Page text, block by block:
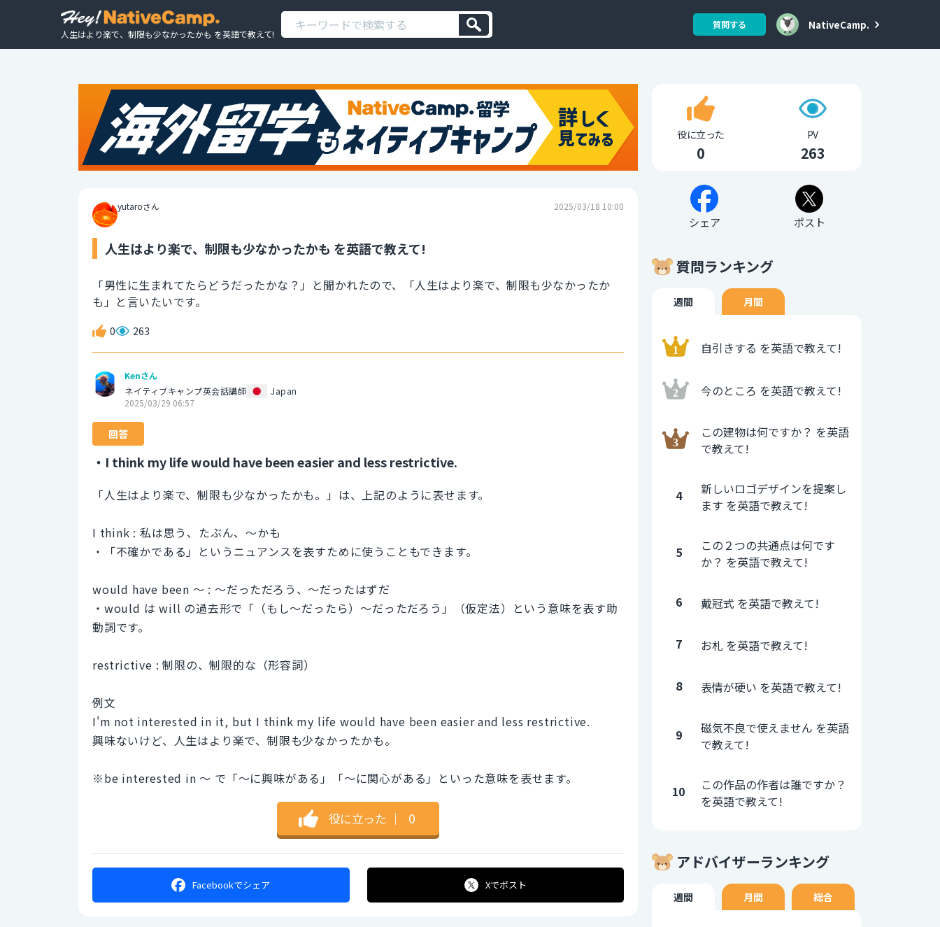
人生はより楽で、制限も少なかったかも を英語で教えて!
質問する NativeCamp.
yutaroさん 2025/03/18 10:00
人生はより楽で、制限も少なかったかも を英語で教えて!
「男性に生まれてたらどうだったかな？」と聞かれたので、「人生はより楽で、制限も少なかったか
も」と言いたいです。
0 263
Kenさん
ネイティブキャンプ英会話講師
Japan
2025/03/29 06:57
回答
・I think my life would have been easier and less restrictive.
「人生はより楽で、制限も少なかったかも。」は、上記のように表せます。
I think : 私は思う、たぶん、〜かも
・「不確かである」というニュアンスを表すために使うこともできます。
would have been 〜 : 〜だっただろう、〜だったはずだ
・would は will の過去形で「（もし〜だったら）〜だっただろう」（仮定法）という意味を表す助
動詞です。
restrictive : 制限の、制限的な（形容詞）
例文
I'm not interested in it, but I think my life would have been easier and less restrictive.
興味ないけど、人生はより楽で、制限も少なかったかも。
※be interested in 〜 で「〜に興味がある」「〜に関心がある」といった意味を表せます。
役に立った ｜ 0
Facebookでシェア Xでポスト
役に立った
0
PV
263
シェア ポスト
質問ランキング
週間 月間
自引きする を英語で教えて!
今のところ を英語で教えて!
この建物は何ですか？ を英語
で教えて!
4
新しいロゴデザインを提案し
ます を英語で教えて!
5
この２つの共通点は何です
か？ を英語で教えて!
6 戴冠式 を英語で教えて!
7 お札 を英語で教えて!
8 表情が硬い を英語で教えて!
9
磁気不良で使えません を英語
で教えて!
10
この作品の作者は誰ですか？
を英語で教えて!
アドバイザーランキング
週間 月間 総合